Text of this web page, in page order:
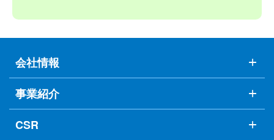
会社情報
事業紹介
CSR